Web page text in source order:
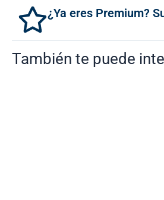
¿Ya eres Premium?
También te puede